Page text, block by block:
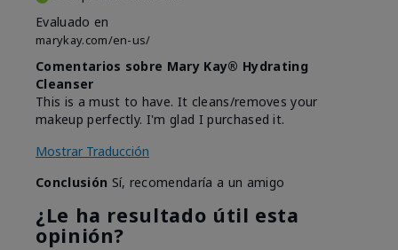
Evaluado en
marykay.com/en-us/
Comentarios sobre Mary Kay® Hydrating
Cleanser
This is a must to have. It cleans/removes your
makeup perfectly. I'm glad I purchased it.
Mostrar Traducción
Conclusión Sí, recomendaría a un amigo
¿Le ha resultado útil esta
opinión?